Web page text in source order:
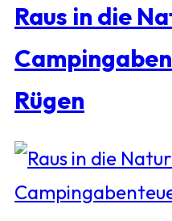
Raus in die
Rügen